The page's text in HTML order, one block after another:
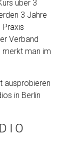
über 3
3 Jahre
Praxis
Verband
merkt man im
ausprobieren
in Berlin